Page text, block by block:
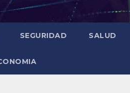
SEGURIDAD SALUD